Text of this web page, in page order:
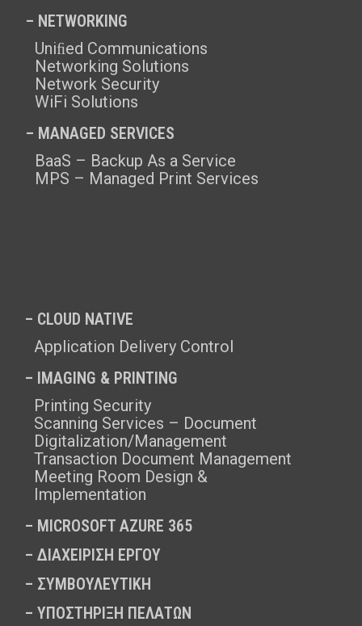
– NETWORKING
Uniﬁed Communications
Networking Solutions
Network Security
WiFi Solutions
– MANAGED SERVICES
BaaS – Backup As a Service
MPS – Managed Print Services
– CLOUD NATIVE
Application Delivery Control
– IMAGING & PRINTING
Printing Security
Scanning Services – Document
Digitalization/Management
Transaction Document Management
Meeting Room Design &
Implementation
– MICROSOFT AZURE 365
– ΔΙΑΧΕΙΡΙΣΗ ΕΡΓΟΥ
– ΣΥΜΒΟΥΛΕΥΤΙΚΗ
– ΥΠΟΣΤΗΡΙΞΗ ΠΕΛΑΤΩΝ